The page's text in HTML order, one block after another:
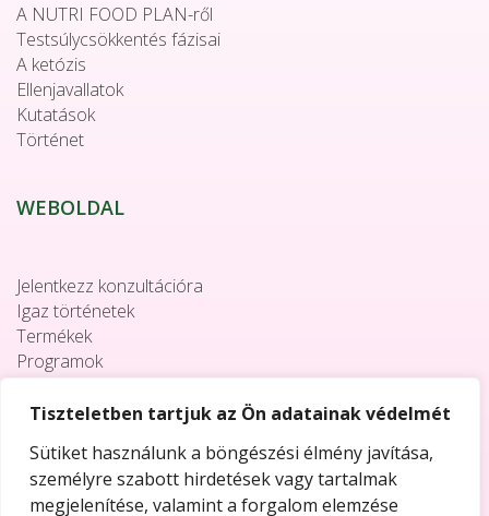
Tiszteletben tartjuk az Ön adatainak védelmét
Sütiket használunk a böngészési élmény javítása,
személyre szabott hirdetések vagy tartalmak
megjelenítése, valamint a forgalom elemzése
A NUTRI FOOD PLAN-ről
Testsúlycsökkentés fázisai
A ketózis
Ellenjavallatok
Kutatások
Történet
WEBOLDAL
Jelentkezz konzultációra
Igaz történetek
Termékek
Programok
Együttműködés
Elérhetőségek